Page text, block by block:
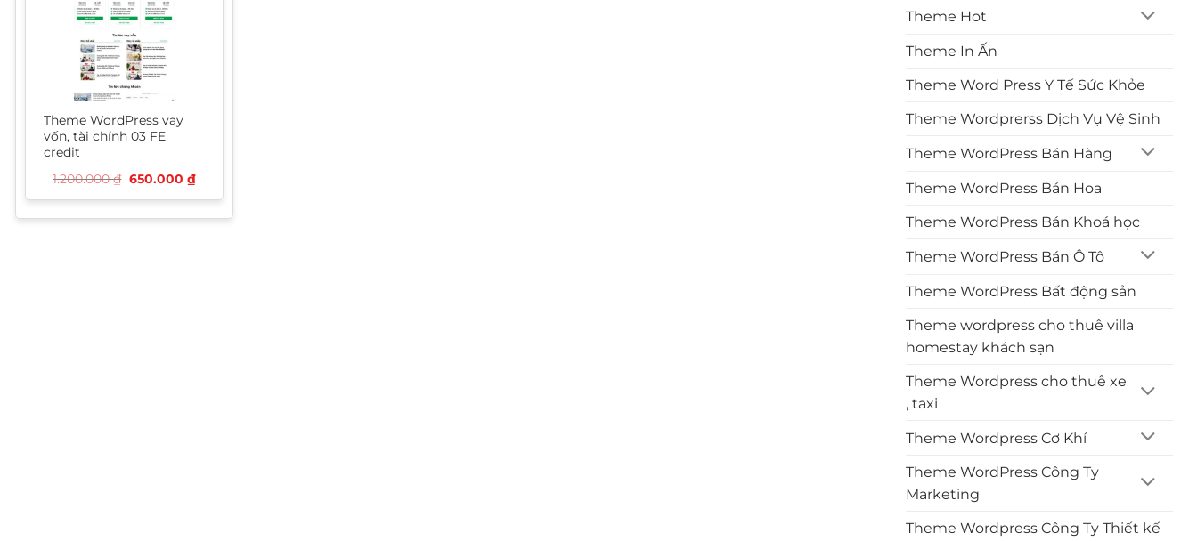
Theme WordPress vay
vốn, tài chính 03 FE
credit
1.200.000₫ Giá
là:
1.200.000 ₫.
650.000 ₫Giá
hiện
tại
là:
Theme Hot
Theme In Ấn
Theme Word Press Y Tế Sức Khỏe
Theme Wordprerss Dịch Vụ Vệ Sinh
Theme WordPress Bán Hàng
Theme WordPress Bán Hoa
Theme WordPress Bán Khoá học
Theme WordPress Bán Ô Tô
Theme WordPress Bất động sản
Theme wordpress cho thuê villa
homestay khách sạn
Theme Wordpress cho thuê xe
, taxi
Theme Wordpress Cơ Khí
Theme WordPress Công Ty
Marketing
Theme Wordpress Công Ty Thiết kế